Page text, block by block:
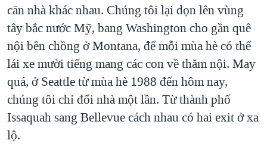
căn nhà khác nhau. Chúng tôi lại dọn lên vùng
tây bắc nước Mỹ, bang Washington cho gần quê
nội bên chồng ở Montana, để mỗi mùa hè có thể
lái xe mười tiếng mang các con về thăm nội. May
quá, ở Seattle từ mùa hè 1988 đến hôm nay,
chúng tôi chỉ đổi nhà một lần. Từ thành phố
Issaquah sang Bellevue cách nhau có hai exit ở xa
lộ.